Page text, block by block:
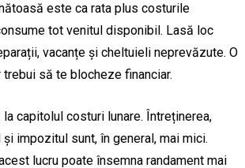
este ca rata plus costurile
tot venitul disponibil. Lasă loc
vacanțe și cheltuieli neprevăzute. O
trebui să te blocheze financiar.
capitolul costuri lunare. Întreținerea,
impozitul sunt, în general, mai mici.
lucru poate însemna randament mai